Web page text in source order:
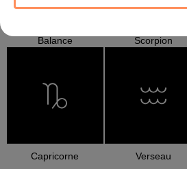
Balance Scorpion
Capricorne Verseau